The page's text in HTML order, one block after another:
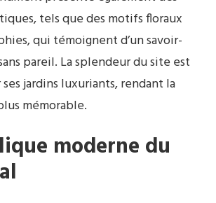
tels que des motifs floraux
qui témoignent d’un savoir-
pareil. La splendeur du site est
jardins luxuriants, rendant la
mémorable.
moderne du